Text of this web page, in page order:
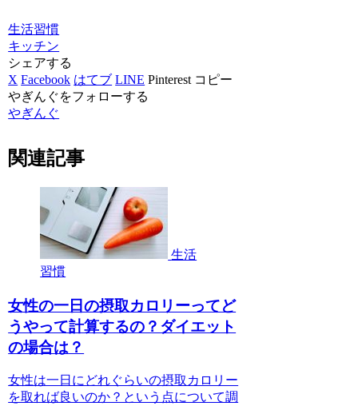
生活習慣
キッチン
シェアする
X Facebook はてブ LINE Pinterest コピー
やぎんぐをフォローする
やぎんぐ
関連記事
生活
習慣
女性の一日の摂取カロリーってど
うやって計算するの？ダイエット
の場合は？
女性は一日にどれぐらいの摂取カロリー
を取れば良いのか？という点について調